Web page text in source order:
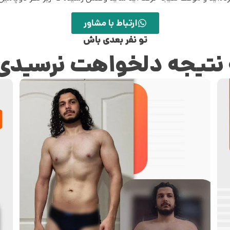
ارتباط با مشاور
تو نفر بعدی باش
نتیجه دلخواهت